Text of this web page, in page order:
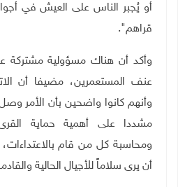
أو يُجبر الناس على العيش في
قراهم".
وأكد أن هناك مسؤولية مشتركة
عنف المستعمرين، مضيفا أن
وأنهم كانوا واضحين بأن الأمر
مشددا على أهمية حماية القرى
ومحاسبة كل من قام بالاعتداءات،
أن يرى سلاماً للأجيال الحالية